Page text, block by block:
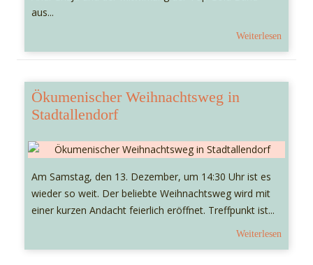
aus...
Weiterlesen
Ökumenischer Weihnachtsweg in
Stadtallendorf
Am Samstag, den 13. Dezember, um 14:30 Uhr ist es
wieder so weit. Der beliebte Weihnachtsweg wird mit
einer kurzen Andacht feierlich eröffnet. Treffpunkt ist...
Weiterlesen